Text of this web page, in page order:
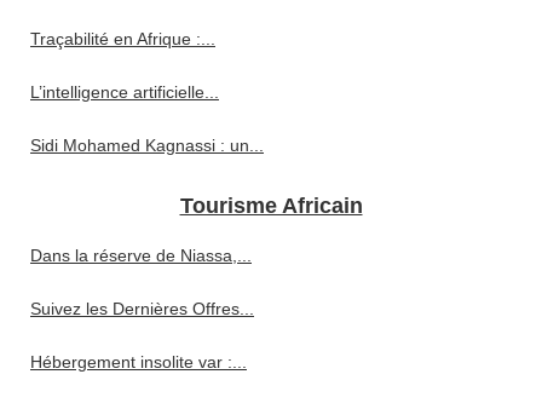
Traçabilité en Afrique :...
L’intelligence artificielle...
Sidi Mohamed Kagnassi : un...
Tourisme Africain
Dans la réserve de Niassa,...
Suivez les Dernières Offres...
Hébergement insolite var :...